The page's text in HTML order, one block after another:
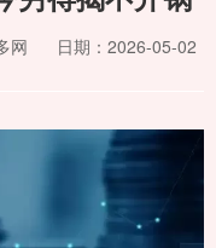
网
日期：2026-05-02